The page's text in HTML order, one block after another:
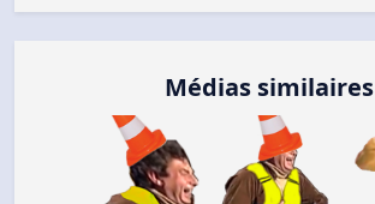
Médias similaires